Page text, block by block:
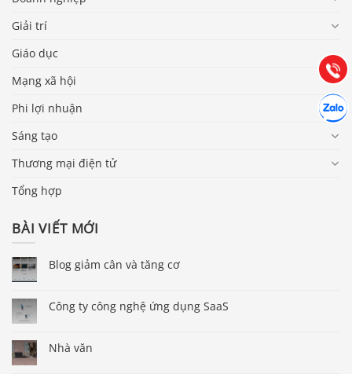
Giải trí
Giáo dục
Mạng xã hội
Phi lợi nhuận
Sáng tạo
Thương mại điện tử
Tổng hợp
BÀI VIẾT MỚI
Blog giảm cân và tăng cơ
Công ty công nghệ ứng dụng SaaS
Nhà văn
Gọi
(028) 22.166.144
Chát